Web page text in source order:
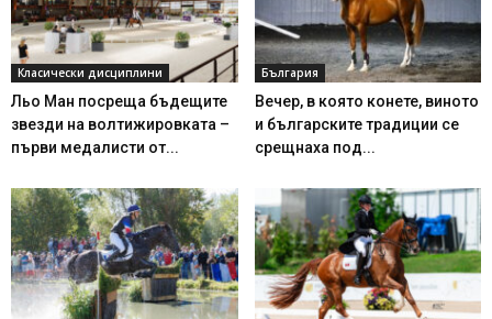
Класически дисциплини
Льо Ман посреща бъдещите
звезди на волтижировката –
първи медалисти от...
България
Вечер, в която конете, виното
и българските традиции се
срещнаха под...